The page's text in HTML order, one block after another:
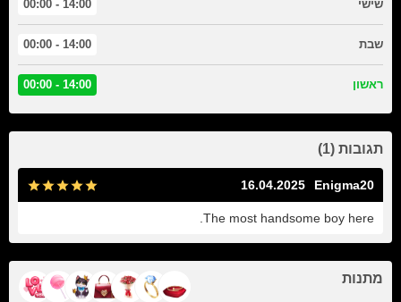
שישי 14:00 - 00:00
שבת 14:00 - 00:00
ראשון 14:00 - 00:00
תגובות (1)
Enigma20
16.04.2025
The most handsome boy here.
מתנות